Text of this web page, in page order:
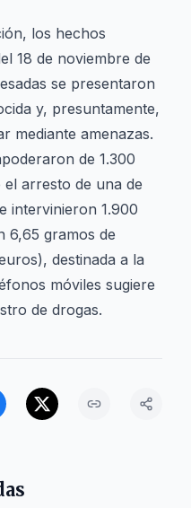
los hechos
18 de noviembre de
se presentaron
y, presuntamente,
mediante amenazas.
de 1.300
arresto de una de
intervinieron 1.900
6,65 gramos de
destinada a la
móviles sugiere
de drogas.